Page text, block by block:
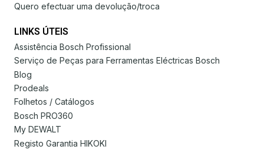
Quero efectuar uma devolução/troca
LINKS ÚTEIS
Assistência Bosch Profissional
Serviço de Peças para Ferramentas Eléctricas Bosch
Blog
Prodeals
Folhetos / Catálogos
Bosch PRO360
My DEWALT
Registo Garantia HIKOKI